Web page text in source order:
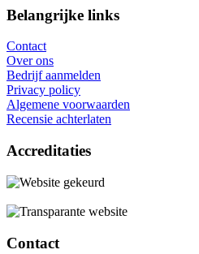
Belangrijke links
Contact
Over ons
Bedrijf aanmelden
Privacy policy
Algemene voorwaarden
Recensie achterlaten
Accreditaties
Contact